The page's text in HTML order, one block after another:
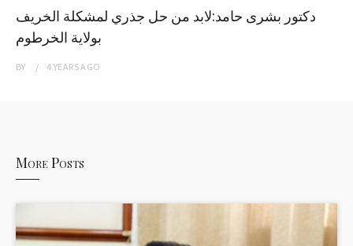
دكتور بشرى حامد:لابد من حل جذري لمشكلة الخريف
بولاية الخرطوم
BY 4 YEARSAGO
More Posts